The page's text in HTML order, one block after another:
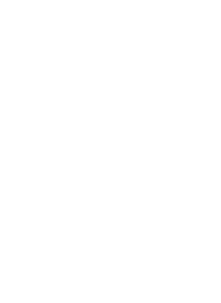
Procesadores, Ventiladores